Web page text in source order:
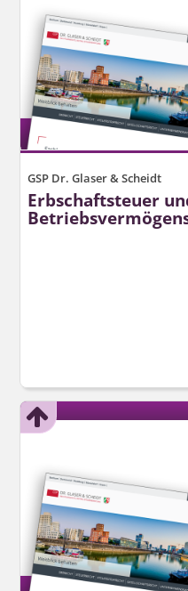
GSP Dr. Glaser & Scheidt
Erbschaftsteuer